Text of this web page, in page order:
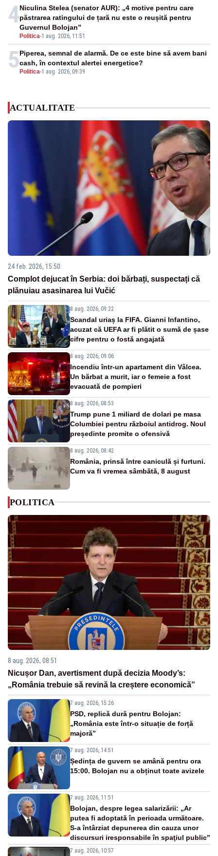
4
Politica-1 aug. 2026, 11:51
Niculina Stelea (senator AUR): „4 motive pentru care
păstrarea ratingului de țară nu este o reușită pentru
Guvernul Bolojan”
5 Politica-1 aug. 2026, 09:39
Piperea, semnal de alarmă. De ce este bine să avem bani
cash, în contextul alertei energetice?
ACTUALITATE
24 feb. 2026, 15:50
Complot dejucat în Serbia: doi bărbați, suspectați că
plănuiau asasinarea lui Vučić
8 aug. 2026, 09:22
Scandal uriaș la FIFA. Gianni Infantino,
acuzat că UEFA ar fi plătit o sumă de șase
cifre pentru o fostă angajată
8 aug. 2026, 09:06
Incendiu într-un apartament din Vâlcea.
Un bărbat a murit, iar o femeie a fost
evacuată de pompieri
8 aug. 2026, 08:53
Trump pune 1 miliard de dolari pe masa
Columbiei pentru războiul antidrog. Noul
președinte promite o ofensivă
8 aug. 2026, 08:42
România, prinsă între caniculă și furtuni.
Cum va fi vremea sâmbătă, 8 august
POLITICA
8 aug. 2026, 08:51
Nicușor Dan, avertisment după decizia Moody’s:
„România trebuie să revină la creștere economică”
7 aug. 2026, 15:26
PSD, replică dură pentru Bolojan:
„România este într-o situație de forță
majoră”
7 aug. 2026, 14:51
Ședința de guvern se amână pentru ora
15:00. Bolojan nu a obținut toate avizele
7 aug. 2026, 11:51
Bolojan, despre legea salarizării: „Ar
putea fi adoptată în perioada următoare.
S-a întârziat depunerea din cauza unor
discursuri iresponsabile în spaţiul public”
7 aug. 2026, 10:57